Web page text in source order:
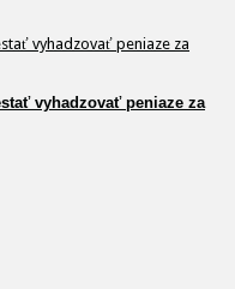
vyhadzovať peniaze za